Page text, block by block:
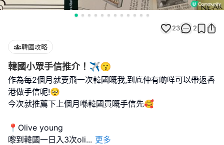
23 2
韓國攻略
韓國小眾手信推介！✈️😗
作為每2個月就要飛一次韓國嘅我,到底仲有啲咩可以帶返香
港做手信呢!🥺
今次就推薦下上個月喺韓國買嘅手信先🥰
📍Olive young
嚟到韓國一日入3次oli... 更多